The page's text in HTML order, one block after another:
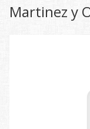
Martinez y